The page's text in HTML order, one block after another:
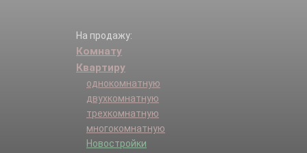
На продажу:
Комнату
Квартиру
однокомнатную
двухкомнатную
трехкомнатную
многокомнатную
Новостройки